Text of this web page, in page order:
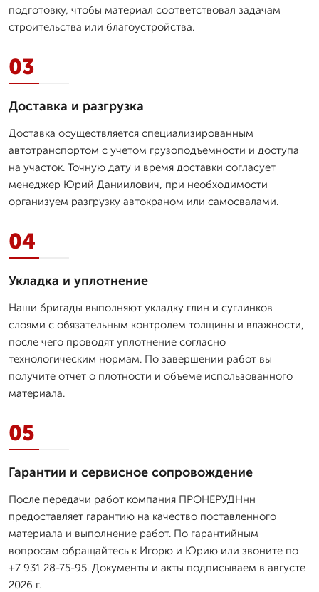
подготовку, чтобы материал соответствовал задачам
строительства или благоустройства.
03
Доставка и разгрузка
Доставка осуществляется специализированным
автотранспортом с учетом грузоподъемности и доступа
на участок. Точную дату и время доставки согласует
менеджер Юрий Даниилович, при необходимости
организуем разгрузку автокраном или самосвалами.
04
Укладка и уплотнение
Наши бригады выполняют укладку глин и суглинков
слоями с обязательным контролем толщины и влажности,
после чего проводят уплотнение согласно
технологическим нормам. По завершении работ вы
получите отчет о плотности и объеме использованного
материала.
05
Гарантии и сервисное сопровождение
После передачи работ компания ПРОНЕРУДНнн
предоставляет гарантию на качество поставленного
материала и выполнение работ. По гарантийным
вопросам обращайтесь к Игорю и Юрию или звоните по
+7 931 28-75-95. Документы и акты подписываем в августе
2026 г.